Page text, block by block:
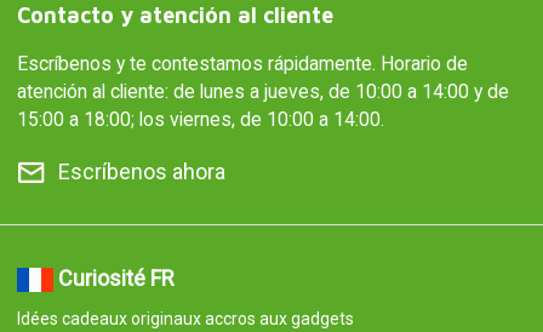
Contacto y atención al cliente
Escríbenos y te contestamos rápidamente. Horario de
atención al cliente: de lunes a jueves, de 10:00 a 14:00 y de
15:00 a 18:00; los viernes, de 10:00 a 14:00.
Escríbenos ahora
Curiosité FR
Idées cadeaux originaux accros aux gadgets